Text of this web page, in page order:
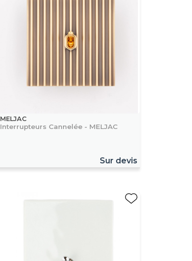
MELJAC
Interrupteurs Cannelée - MELJAC
Sur devis